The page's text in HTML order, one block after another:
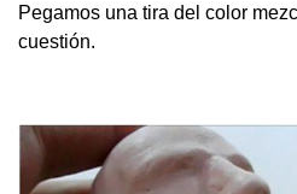
Pegamos una tira del color
cuestión.